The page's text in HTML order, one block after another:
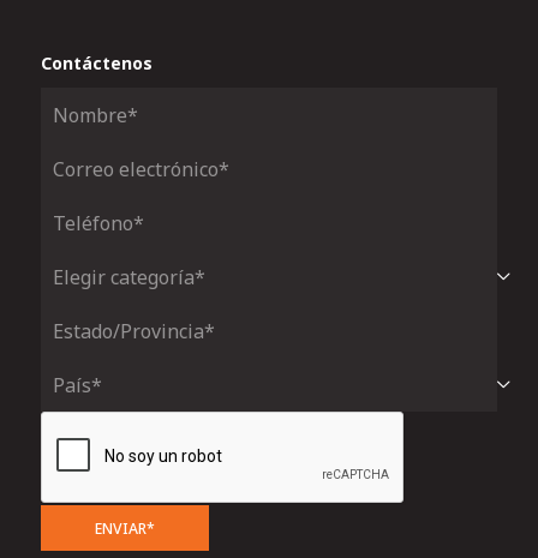
Contáctenos
ENVIAR*